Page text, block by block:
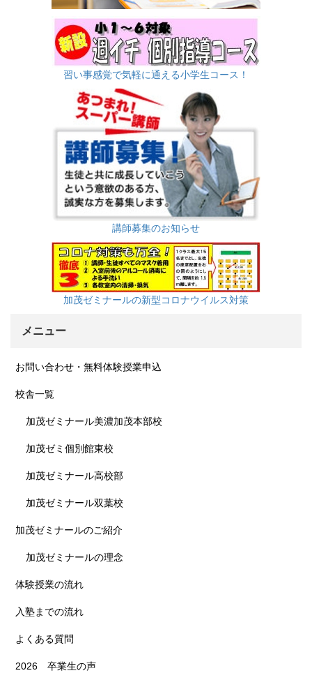
習い事感覚で気軽に通える小学生コース！
講師募集のお知らせ
加茂ゼミナールの新型コロナウイルス対策
メニュー
お問い合わせ・無料体験授業申込
校舎一覧
加茂ゼミナール美濃加茂本部校
加茂ゼミ個別館東校
加茂ゼミナール高校部
加茂ゼミナール双葉校
加茂ゼミナールのご紹介
加茂ゼミナールの理念
体験授業の流れ
入塾までの流れ
よくある質問
2026 卒業生の声